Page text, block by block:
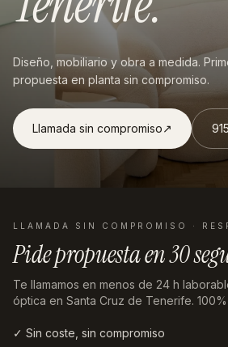
Diseño, mobiliario y obra a medida.
propuesta en planta sin compromiso.
Llamada sin compromiso↗︎
LLAMADA SIN COMPROMISO ·
Pide propuesta en30
Te llamamos en menos de 24 h
óptica en Santa Cruz de Tenerife.
✓ Sin coste, sin compromiso